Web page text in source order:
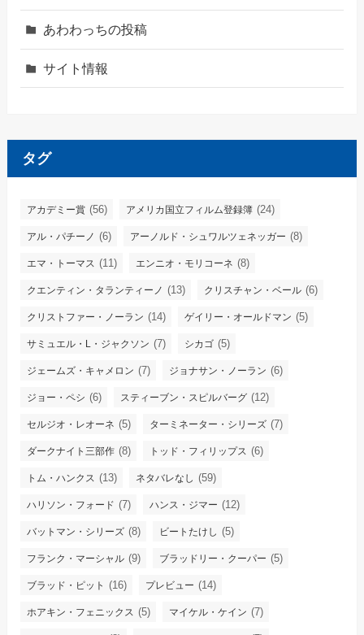
あわわっちの投稿
サイト情報
タグ
アカデミー賞 (56) アメリカ国立フィルム登録簿 (24)
アル・パチーノ (6) アーノルド・シュワルツェネッガー (8)
エマ・トーマス (11) エンニオ・モリコーネ (8)
クエンティン・タランティーノ (13) クリスチャン・ベール (6)
クリストファー・ノーラン (14) ゲイリー・オールドマン (5)
サミュエル・L・ジャクソン (7) シカゴ (5)
ジェームズ・キャメロン (7) ジョナサン・ノーラン (6)
ジョー・ペシ (6) スティーブン・スピルバーグ (12)
セルジオ・レオーネ (5) ターミネーター・シリーズ (7)
ダークナイト三部作 (8) トッド・フィリップス (6)
トム・ハンクス (13) ネタバレなし (59)
ハリソン・フォード (7) ハンス・ジマー (12)
バットマン・シリーズ (8) ビートたけし (5)
フランク・マーシャル (9) ブラッドリー・クーパー (5)
ブラッド・ピット (16) プレビュー (14)
ホアキン・フェニックス (5) マイケル・ケイン (7)